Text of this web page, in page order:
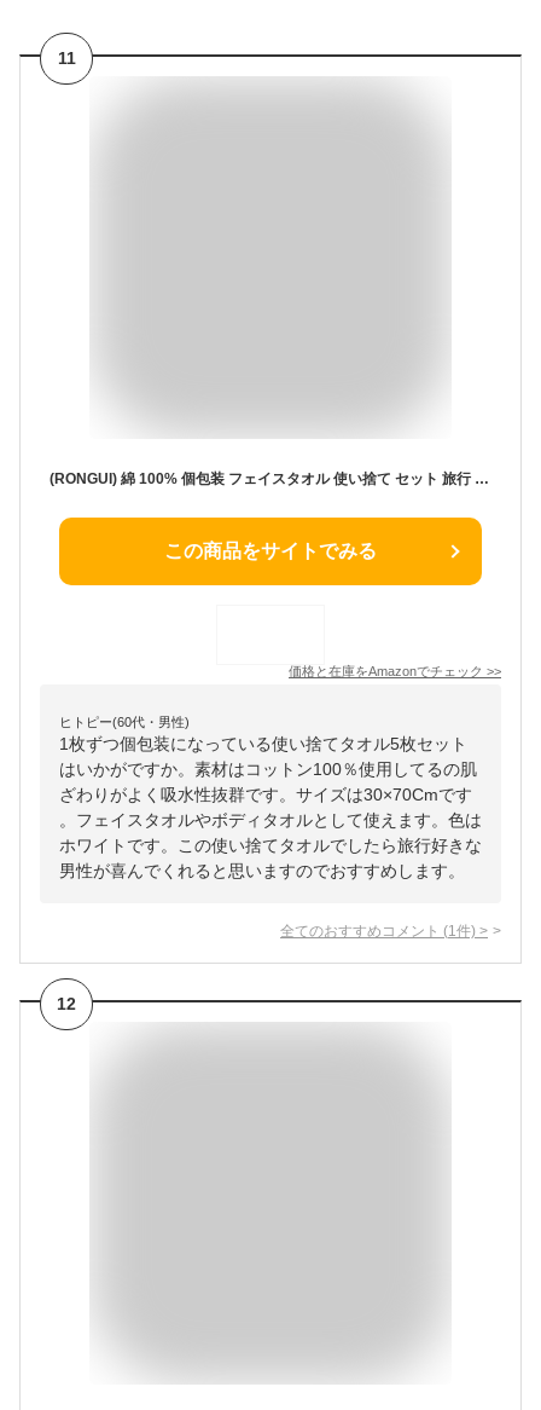
11
(RONGUI) 綿 100% 個包装 フェイスタオル 使い捨て セット 旅行 洗顔 使い捨てタオル 30X70cm (5, 白/5枚セット)
この商品をサイトでみる
価格と在庫をAmazonでチェック >>
ヒトピー(60代・男性)
1枚ずつ個包装になっている使い捨てタオル5枚セット
はいかがですか。素材はコットン100％使用してるの肌
ざわりがよく吸水性抜群です。サイズは30×70Cmです
。フェイスタオルやボディタオルとして使えます。色は
ホワイトです。この使い捨てタオルでしたら旅行好きな
男性が喜んでくれると思いますのでおすすめします。
全てのおすすめコメント (1 件) >
12